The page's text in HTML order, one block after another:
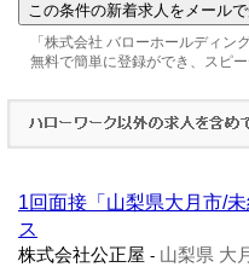
「株式会社 バローホールディン
無料で簡単に登録ができ、スピ
1回面接「山梨県大月市/
ス
株式会社公正屋 - 山梨県 大